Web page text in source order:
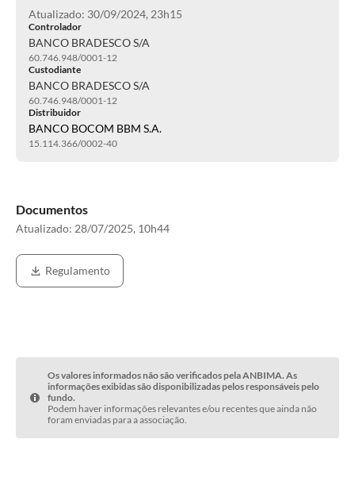
Atualizado: 30/09/2024, 23h15
Controlador
BANCO BRADESCO S/A
60.746.948/0001-12
Custodiante
BANCO BRADESCO S/A
60.746.948/0001-12
Distribuidor
BANCO BOCOM BBM S.A.
15.114.366/0002-40
Documentos
Atualizado: 28/07/2025, 10h44
Regulamento
Os valores informados não são verificados pela ANBIMA. As
informações exibidas são disponibilizadas pelos responsáveis pelo
fundo.
Podem haver informações relevantes e/ou recentes que ainda não
foram enviadas para a associação.